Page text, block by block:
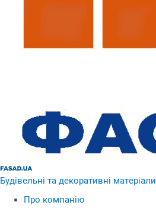
Будівельні та декоративні матеріали
Про компанію